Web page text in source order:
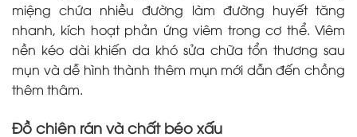
miệng chứa nhiều đường làm đường huyết tăng
nhanh, kích hoạt phản ứng viêm trong cơ thể. Viêm
nền kéo dài khiến da khó sửa chữa tổn thương sau
mụn và dễ hình thành thêm mụn mới dẫn đến chồng
thêm thâm.
Đồ chiên rán và chất béo xấu